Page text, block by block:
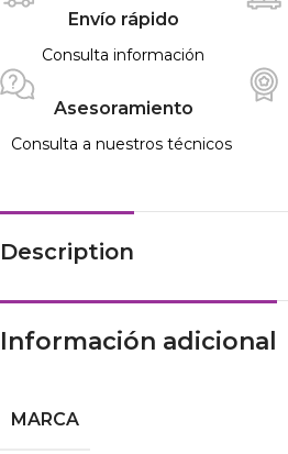
Envío rápido
Consulta información
Asesoramiento
Consulta a nuestros técnicos
Description
Información adicional
MARCA